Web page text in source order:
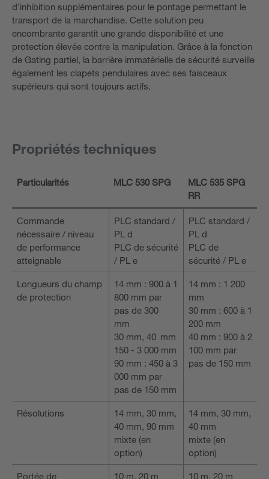
d'inhibition supplémentaires pour le pontage permettant le
transport de la marchandise. Cette solution peu
encombrante garantit une grande disponibilité et une
protection élevée contre la manipulation. Grâce à la fonction
de Gating partiel, la barrière immatérielle de sécurité surveille
également les clapets pendulaires avec ses faisceaux
supérieurs qui sont toujours actifs.
Propriétés techniques
Particularités MLC 530 SPG
MLC 535 SPG
RR
Commande
nécessaire / niveau
de performance
atteignable
PLC standard /
PL d
PLC de sécurité
/ PL e
PLC standard /
PL d
PLC de
sécurité / PL e
Longueurs du champ
de protection
14 mm : 900 à 1
800 mm par
pas de 300
mm
30 mm, 40 mm
150 - 3 000 mm
90 mm : 450 à 3
000 mm par
pas de 150 mm
14 mm : 1 200
mm
30 mm : 600 à 1
200 mm
40 mm : 900 à 2
100 mm par
pas de 150 mm
Résolutions
14 mm, 30 mm,
40 mm, 90 mm
mixte (en
option)
14 mm, 30 mm,
40 mm
mixte (en
option)
Portée de
10 m, 20 m 10 m, 20 m